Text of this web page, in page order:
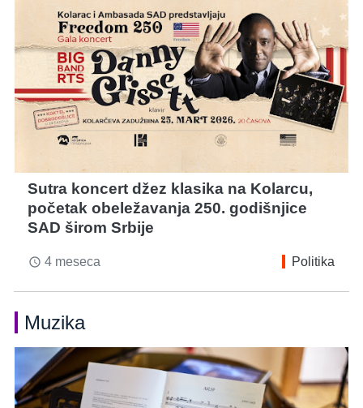
Sutra koncert džez klasika na Kolarcu,
početak obeležavanja 250. godišnjice
SAD širom Srbije
access_time 4 meseca Politika
Muzika